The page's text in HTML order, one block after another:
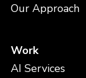
Our Approach
Work
AI Services